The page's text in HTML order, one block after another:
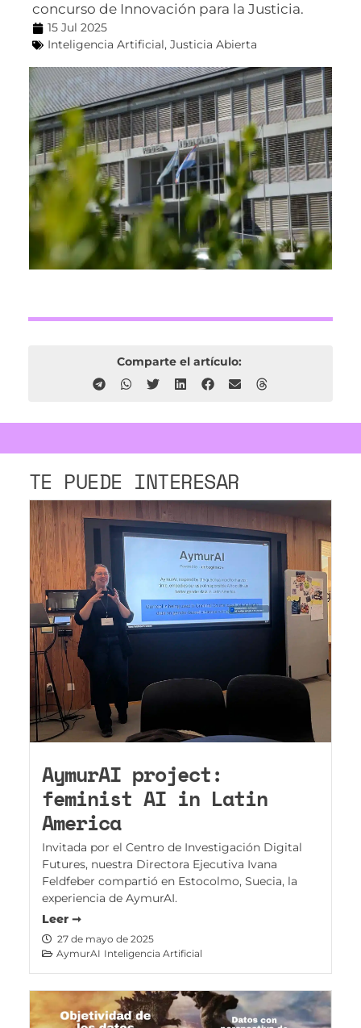
concurso de Innovación para la Justicia.
15 Jul 2025
Inteligencia Artificial, Justicia Abierta
Comparte el artículo:
TE PUEDE INTERESAR
AymurAI project:
feminist AI in Latin
America
Invitada por el Centro de Investigación Digital
Futures, nuestra Directora Ejecutiva Ivana
Feldfeber compartió en Estocolmo, Suecia, la
experiencia de AymurAI.
Leer ➞
27 de mayo de 2025
AymurAI Inteligencia Artificial